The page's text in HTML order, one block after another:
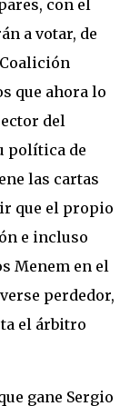
con el
a votar, de
que ahora lo
del
política de
las cartas
que el propio
e incluso
Menem en el
perdedor,
el árbitro
gane Sergio